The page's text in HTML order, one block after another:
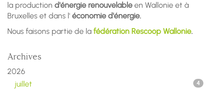
la production d'énergie renouvelable en Wallonie et à
Bruxelles et dans l' économie d'énergie.
Nous faisons partie de la fédération Rescoop Wallonie.
Archives
2026
juillet
4